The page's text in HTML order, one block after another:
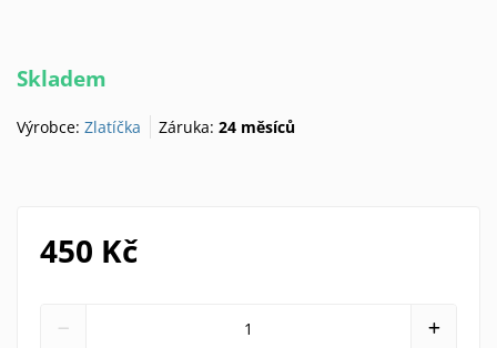
Skladem
Výrobce: Zlatíčka Záruka:24 měsíců
450 Kč